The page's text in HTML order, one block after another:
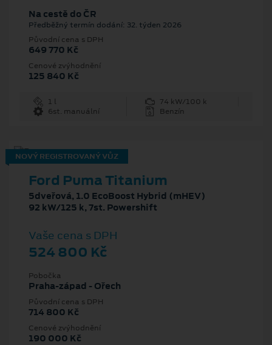
Na cestě do ČR
Předběžný termín dodání: 32. týden 2026
Původní cena s DPH
649 770 Kč
Cenové zvýhodnění
125 840 Kč
1 l
74 kW/100 k
6st. manuální
Benzín
NOVÝ REGISTROVANÝ VŮZ
Ford Puma Titanium
5dveřová, 1.0 EcoBoost Hybrid (mHEV)
92 kW/125 k, 7st. Powershift
Vaše cena s DPH
524 800 Kč
Pobočka
Praha-západ - Ořech
Původní cena s DPH
714 800 Kč
Cenové zvýhodnění
190 000 Kč